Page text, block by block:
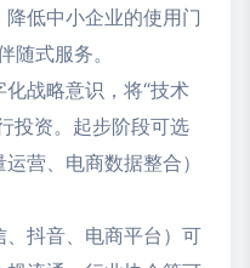
低中小企业的使用门
随式服务。
化战略意识，将“技术
投资。起步阶段可选
营、电商数据整合）
、抖音、电商平台）可